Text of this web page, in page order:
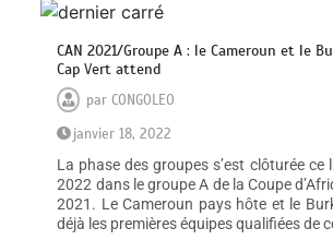
CAN 2021/Groupe A : le Cameroun et le
Cap Vert attend
parCONGOLEO
janvier 18, 2022
La phase des groupes s’est clôturée ce
2022 dans le groupe A de la Coupe
2021. Le Cameroun pays hôte et le
déjà les premières équipes qualifiées de